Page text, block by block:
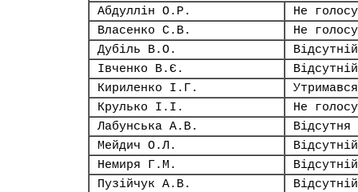
Абдуллін О.Р.
Не
Власенко С.В.
Не
Дубіль В.О.
Відсутній
Івченко В.Є.
Відсутній
Кириленко І.Г.
Утримався
Крулько І.І.
Не
Лабунська А.В.
Відсутня
Мейдич О.Л.
Відсутній
Немиря Г.М.
Відсутній
Пузійчук А.В.
Відсутній